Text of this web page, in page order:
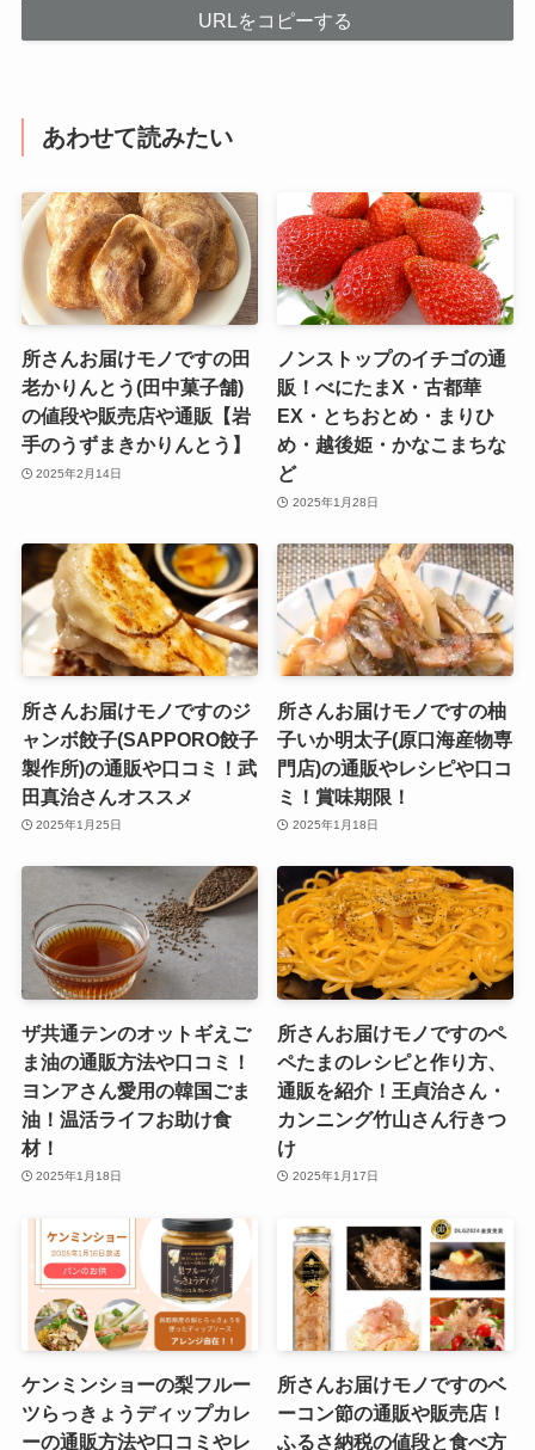
URLをコピーする
あわせて読みたい
所さんお届けモノですの田
老かりんとう(田中菓子舗)
の値段や販売店や通販【岩
手のうずまきかりんとう】
2025年2月14日
ノンストップのイチゴの通
販！べにたまX・古都華
EX・とちおとめ・まりひ
め・越後姫・かなこまちな
ど
2025年1月28日
所さんお届けモノですのジ
ャンボ餃子(SAPPORO餃子
製作所)の通販や口コミ！武
田真治さんオススメ
2025年1月25日
所さんお届けモノですの柚
子いか明太子(原口海産物専
門店)の通販やレシピや口コ
ミ！賞味期限！
2025年1月18日
ザ共通テンのオットギえご
ま油の通販方法や口コミ！
ヨンアさん愛用の韓国ごま
油！温活ライフお助け食
材！
2025年1月18日
所さんお届けモノですのペ
ペたまのレシピと作り方、
通販を紹介！王貞治さん・
カンニング竹山さん行きつ
け
2025年1月17日
ケンミンショーの梨フルー
ツらっきょうディップカレ
ーの通販方法や口コミやレ
所さんお届けモノですのベ
ーコン節の通販や販売店！
ふるさ納税の値段と食べ方